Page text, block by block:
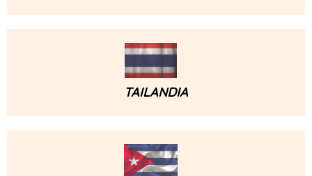
TAILANDIA